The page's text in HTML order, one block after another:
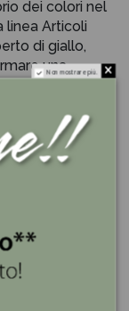
dei colori nel
linea Articoli
di giallo,
una
combinare con
dalla
di alta qualità.
step
ai gusti dei
Non mostrare più.